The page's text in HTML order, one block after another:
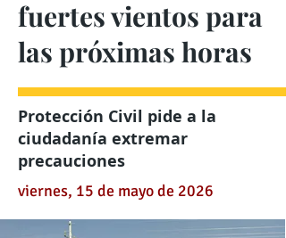
fuertes vientos para
las próximas horas
Protección Civil pide a la
ciudadanía extremar
precauciones
viernes, 15 de mayo de 2026